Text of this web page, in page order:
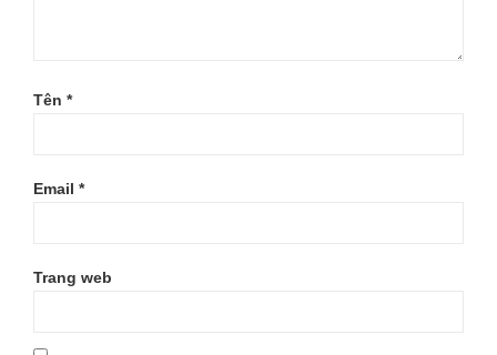
Tên *
Email *
Trang web